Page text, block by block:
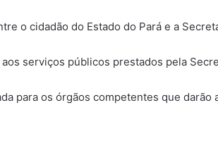
o cidadão do Estado do Pará e a
serviços públicos prestados pela
para os órgãos competentes que